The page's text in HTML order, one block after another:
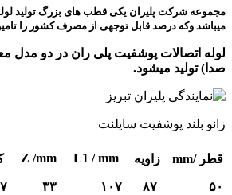
مجموعه شرکت پلیران یکی قطب های بزرگ تولید
میباشد وکه درصد قابل توجهی از مصرف کشور را
لوله اتصالات پوشفیت پلی ران در دو مدل
صدا) تولید میشود.
زانو بلند پوشفیت سایلنت
قطر /mm زاویه Z /mm
۵۰ ۱۰۷ ۳۳